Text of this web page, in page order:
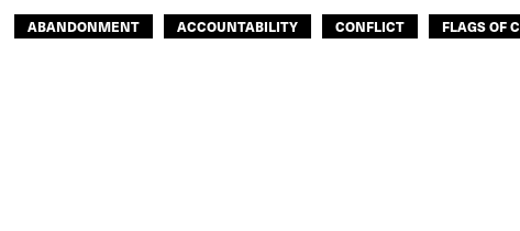
ABANDONMENT ACCOUNTABILITY CONFLICT FLAGS OF